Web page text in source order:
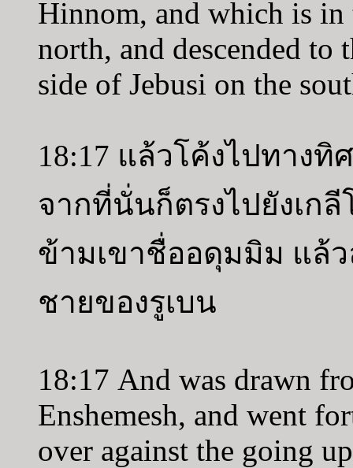
Hinnom, and which is
north, and descended
side of Jebusi on the
18:17 แล้วโค้งไปทางทิ
จากที่นั่นก็ตรงไปยังเก
ข้ามเขาชื่ออดุมมิม แล้
ชายของรูเบน
18:17 And was drawn
Enshemesh, and went
over against the going